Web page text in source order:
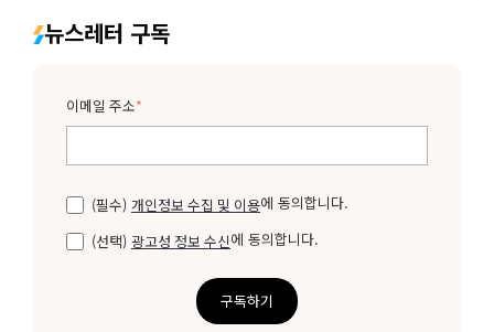
뉴스레터 구독
이메일 주소*
(필수) 개인정보 수집 및 이용에 동의합니다.
(선택) 광고성 정보 수신에 동의합니다.
구독하기